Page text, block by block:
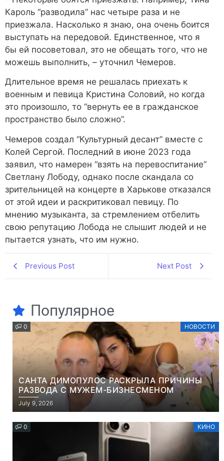
Кароль “разводила” нас четыре раза и не
приезжала. Насколько я знаю, она очень боится
выступать на передовой. Единственное, что я
бы ей посоветовал, это не обещать того, что не
можешь выполнить, – уточнил Чемеров.
Длительное время не решалась приехать к
военным и певица Кристина Соловий, но когда
это произошло, то “вернуть ее в гражданское
пространство было сложно”.
Чемеров создал “Культурный десант” вместе с
Колей Сергой. Последний в июне 2023 года
заявил, что намерен “взять на перевоспитание”
Светлану Лободу, однако после скандала со
зрительницей на концерте в Харькове отказался
от этой идеи и раскритиковал певицу. По
мнению музыканта, за стремлением отбелить
свою репутацию Лобода не слышит людей и не
пытается узнать, что им нужно.
Previous Post Next Post
Популярное
0 НОВОСТИ
САНТА ДИМОПУЛОС РАСКРЫЛА ПРИЧИНЫ
РАЗВОДА С МУЖЕМ-БИЗНЕСМЕНОМ
July 9, 2026
0 КИНО